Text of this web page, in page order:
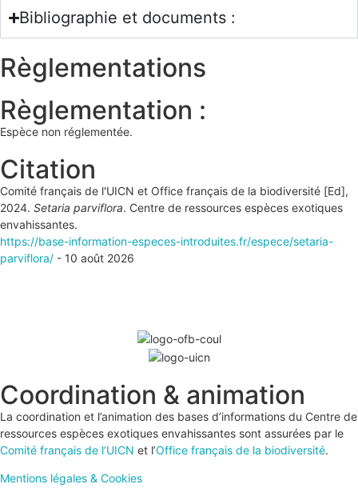
Bibliographie et documents :
Règlementations
Règlementation :
Espèce non réglementée.
Citation
Comité français de l'UICN et Office français de la biodiversité [Ed],
2024. Setaria parviflora. Centre de ressources espèces exotiques
envahissantes.
https://base-information-especes-introduites.fr/espece/setaria-
parviflora/ - 10 août 2026
Coordination & animation
La coordination et l’animation des bases d’informations du Centre de
ressources espèces exotiques envahissantes sont assurées par le
Comité français de l’UICN et l’Office français de la biodiversité.
Mentions légales & Cookies